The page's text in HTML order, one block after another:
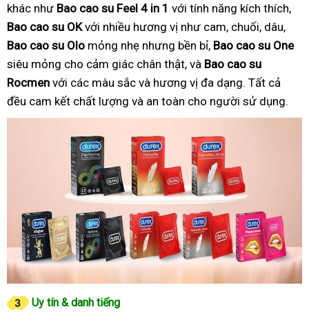
khác như Bao cao su Feel 4 in 1 với tính năng kích thích,
Bao cao su OKvới nhiều hương vị như cam, chuối, dâu,
Bao cao su Olo mỏng nhẹ nhưng bền bỉ, Bao cao su One
siêu mỏng cho cảm giác chân thật, và Bao cao su
Rocmen với các màu sắc và hương vị đa dạng. Tất cả
đều cam kết chất lượng và an toàn cho người sử dụng.
Uy tín & danh tiếng